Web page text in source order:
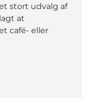
stort udvalg af
at
café- eller